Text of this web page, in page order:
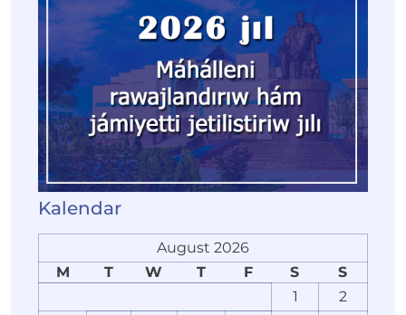
Kalendar
August 2026
M
T W T F S
S
1
2